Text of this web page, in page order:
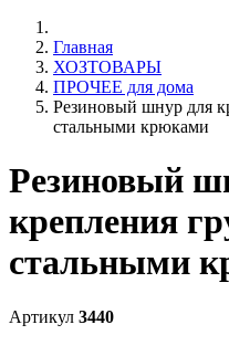
Главная
ХОЗТОВАРЫ
ПРОЧЕЕ для дома
Резиновый шнур для
стальными крюками
Резиновый
крепления
стальными
Артикул 3440